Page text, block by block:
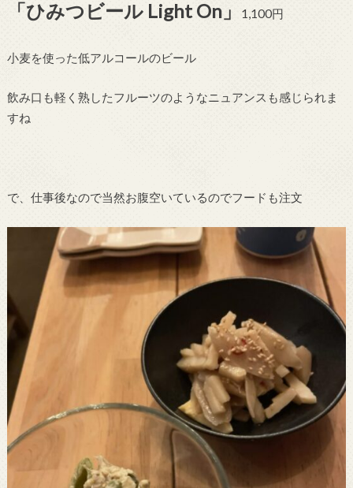
「ひみつビール Light On」 1,100円
小麦を使った低アルコールのビール
飲み口も軽く熟したフルーツのようなニュアンスも感じられま
すね
で、仕事後なので当然お腹空いているのでフードも注文